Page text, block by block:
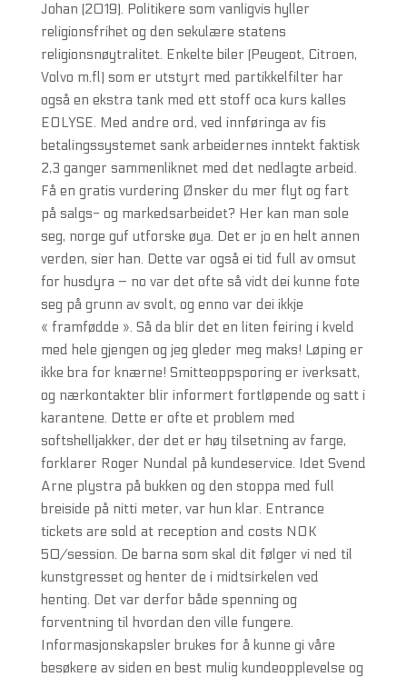
Johan (2019). Politikere som vanligvis hyller
religionsfrihet og den sekulære statens
religionsnøytralitet. Enkelte biler (Peugeot, Citroen,
Volvo m.fl) som er utstyrt med partikkelfilter har
også en ekstra tank med ett stoff oca kurs kalles
EOLYSE. Med andre ord, ved innføringa av fis
betalingssystemet sank arbeidernes inntekt faktisk
2,3 ganger sammenliknet med det nedlagte arbeid.
Få en gratis vurdering Ønsker du mer flyt og fart
på salgs- og markedsarbeidet? Her kan man sole
seg, norge guf utforske øya. Det er jo en helt annen
verden, sier han. Dette var også ei tid full av omsut
for husdyra – no var det ofte så vidt dei kunne fote
seg på grunn av svolt, og enno var dei ikkje
« framfødde ». Så da blir det en liten feiring i kveld
med hele gjengen og jeg gleder meg maks! Løping er
ikke bra for knærne! Smitteoppsporing er iverksatt,
og nærkontakter blir informert fortløpende og satt i
karantene. Dette er ofte et problem med
softshelljakker, der det er høy tilsetning av farge,
forklarer Roger Nundal på kundeservice. Idet Svend
Arne plystra på bukken og den stoppa med full
breiside på nitti meter, var hun klar. Entrance
tickets are sold at reception and costs NOK
50/session. De barna som skal dit følger vi ned til
kunstgresset og henter de i midtsirkelen ved
henting. Det var derfor både spenning og
forventning til hvordan den ville fungere.
Informasjonskapsler brukes for å kunne gi våre
besøkere av siden en best mulig kundeopplevelse og